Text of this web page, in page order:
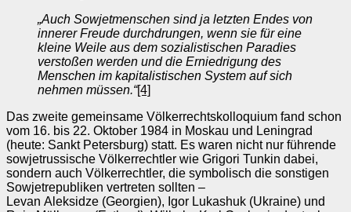
„Auch Sowjetmenschen sind ja letzten Endes von
innerer Freude durchdrungen, wenn sie für eine
kleine Weile aus dem sozialistischen Paradies
verstoßen werden und die Erniedrigung des
Menschen im kapitalistischen System auf sich
nehmen müssen.“[4]
Das zweite gemeinsame Völkerrechtskolloquium fand schon
vom 16. bis 22. Oktober 1984 in Moskau und Leningrad
(heute: Sankt Petersburg) statt. Es waren nicht nur führende
sowjetrussische Völkerrechtler wie Grigori Tunkin dabei,
sondern auch Völkerrechtler, die symbolisch die sonstigen
Sowjetrepubliken vertreten sollten –
Levan Aleksidze (Georgien), Igor Lukashuk (Ukraine) und